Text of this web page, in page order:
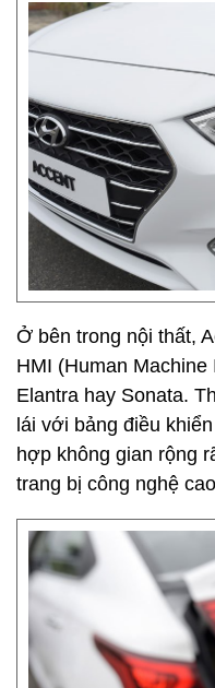
Ở bên trong nội thất,
HMI (Human
Elantra hay Sonata.
lái với bảng điều
hợp không gian rộng
trang bị công nghệ